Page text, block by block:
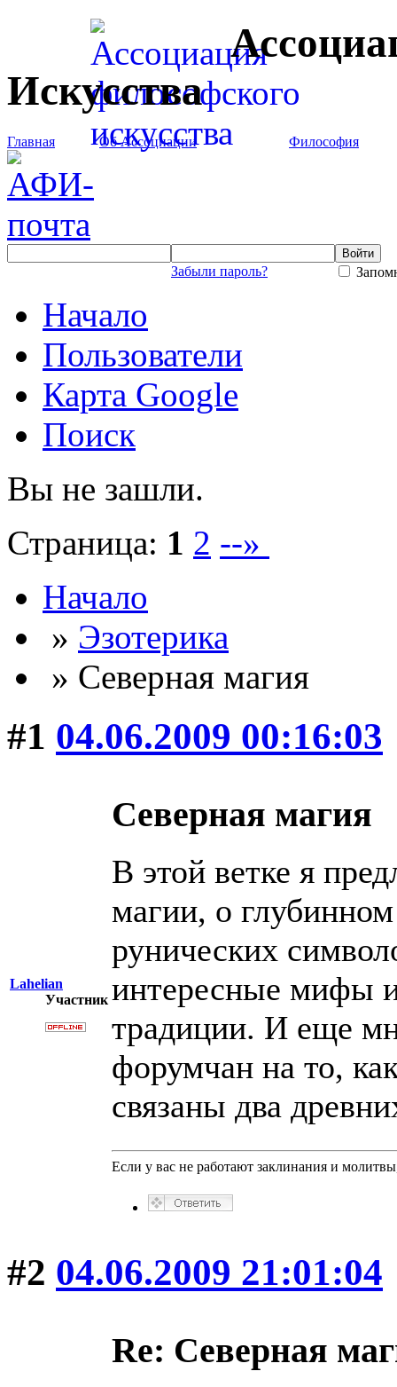
Искусства
Главная Об Ассоциации Философия
Забыли пароль?
Начало
Пользователи
Карта Google
Поиск
Вы не зашли.
Страница: 1 2 --»
Начало
» Эзотерика
» Северная магия
#1 04.06.2009 00:16:03
Lahelian
Участник
Северная магия
В этой ветке я
магии, о
рунических
интересные мифы
традиции. И еще
форумчан на то,
связаны два
Если у вас не работают заклинания и
#2 04.06.2009 21:01:04
Re: Северная